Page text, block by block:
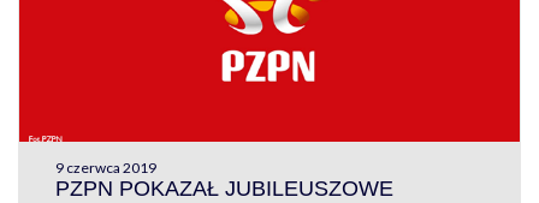
9 czerwca 2019
PZPN POKAZAŁ JUBILEUSZOWE